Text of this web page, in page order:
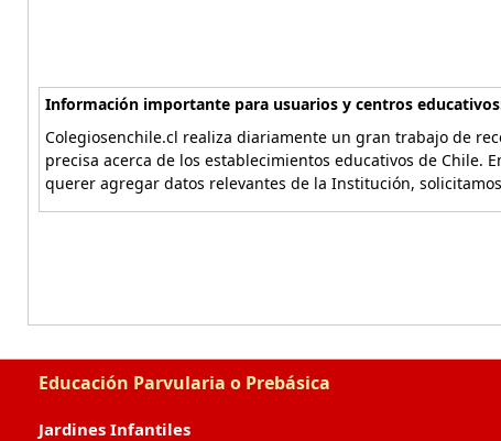
Información importante para usuarios y centros
Colegiosenchile.cl realiza diariamente un gran trabajo de
precisa acerca de los establecimientos educativos de
querer agregar datos relevantes de la Institución,
Educación Parvularia o Prebásica
Jardines Infantiles